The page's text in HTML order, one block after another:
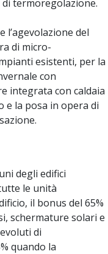
termoregolazione.
l’agevolazione del
di micro-
esistenti, per la
con
integrata con caldaia
e la posa in opera di
degli edifici
le unità
il bonus del 65%
schermature solari e
di
quando la